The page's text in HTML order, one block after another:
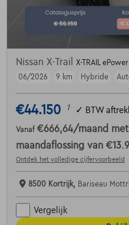
Nissan X-Trail
X-TRAIL
06/2026
9 km Hybride
€44.150 1 ✓ BTW
Vanaf €666,64/maand
maandaflossing van
Ontdek het volledige cijfervoorbeeld
8500 Kortrijk, Bariseau
Vergelijk